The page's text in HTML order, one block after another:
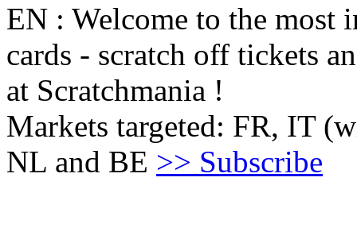
​EN : Welcome to the most
cards - scratch off tickets
at Scratchmania !
Markets targeted: FR, IT
NL and BE >> Subscribe